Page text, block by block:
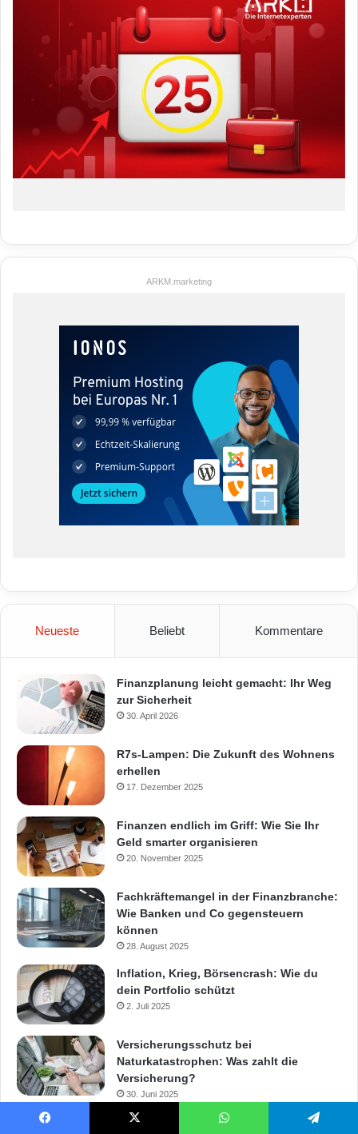
ARKM.marketing
Neueste Beliebt Kommentare
Finanzplanung leicht gemacht: Ihr Weg
zur Sicherheit
30. April 2026
R7s-Lampen: Die Zukunft des Wohnens
erhellen
17. Dezember 2025
Finanzen endlich im Griff: Wie Sie Ihr
Geld smarter organisieren
20. November 2025
Fachkräftemangel in der Finanzbranche:
Wie Banken und Co gegensteuern
können
28. August 2025
Inflation, Krieg, Börsencrash: Wie du
dein Portfolio schützt
2. Juli 2025
Versicherungsschutz bei
Naturkatastrophen: Was zahlt die
Versicherung?
30. Juni 2025